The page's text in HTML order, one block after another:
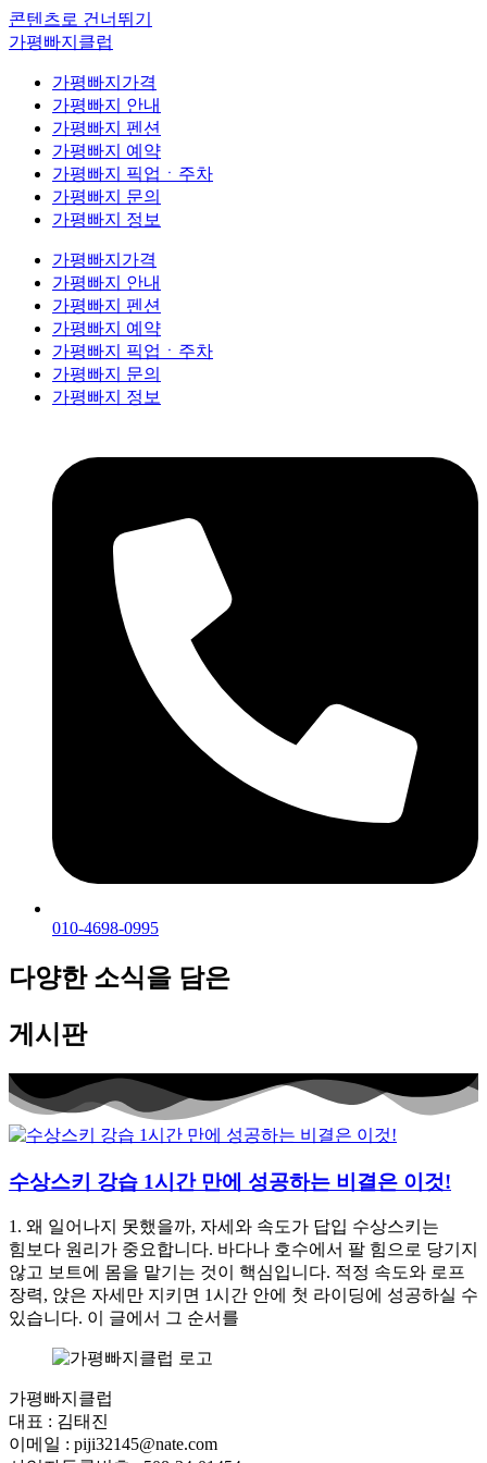
콘텐츠로 건너뛰기
가평빠지클럽
가평빠지가격
가평빠지 안내
가평빠지 펜션
가평빠지 예약
가평빠지 픽업ㆍ주차
가평빠지 문의
가평빠지 정보
가평빠지가격
가평빠지 안내
가평빠지 펜션
가평빠지 예약
가평빠지 픽업ㆍ주차
가평빠지 문의
가평빠지 정보
010-4698-0995
다양한 소식을 담은
게시판
수상스키 강습 1시간 만에 성공하는 비결은 이것!
1. 왜 일어나지 못했을까, 자세와 속도가 답입 수상스키는
힘보다 원리가 중요합니다. 바다나 호수에서 팔 힘으로 당기지
않고 보트에 몸을 맡기는 것이 핵심입니다. 적정 속도와 로프
장력, 앉은 자세만 지키면 1시간 안에 첫 라이딩에 성공하실 수
있습니다. 이 글에서 그 순서를
가평빠지클럽
대표 : 김태진
이메일 : piji32145@nate.com